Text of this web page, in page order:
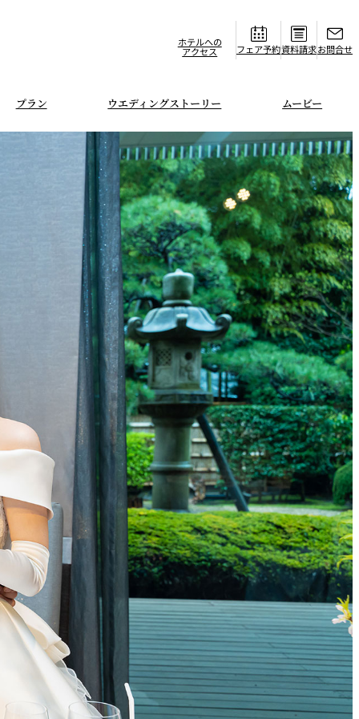
ホテルへの
アクセス フェア 資料請求お問合せ
プラン ウエディングストーリー ムービー